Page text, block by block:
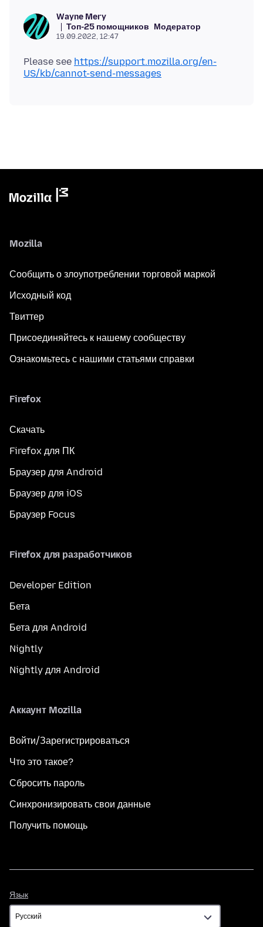
Wayne Mery
Топ-25 помощников Модератор
19.09.2022, 12:47
Please see https://support.mozilla.org/en-
US/kb/cannot-send-messages
Mozilla
Сообщить о злоупотреблении торговой маркой
Исходный код
Твиттер
Присоединяйтесь к нашему сообществу
Ознакомьтесь с нашими статьями справки
Firefox
Скачать
Firefox для ПК
Браузер для Android
Браузер для iOS
Браузер Focus
Firefox для разработчиков
Developer Edition
Бета
Бета для Android
Nightly
Nightly для Android
Аккаунт Mozilla
Войти/Зарегистрироваться
Что это такое?
Сбросить пароль
Синхронизировать свои данные
Получить помощь
Язык